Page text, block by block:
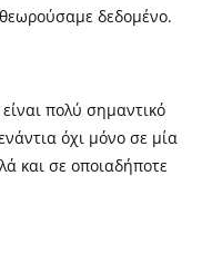
δεδομένο.
πολύ σημαντικό
όχι μόνο σε μία
και σε οποιαδήποτε